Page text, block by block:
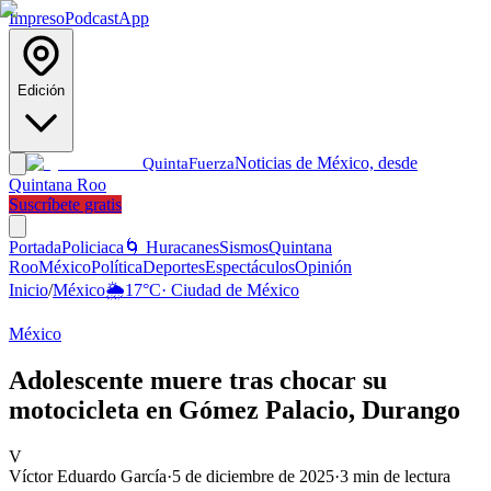
ImpresoPodcastApp
Edición
QuintaFuerzaNoticias de México, desde
Quintana Roo
Suscríbete gratis
PortadaPoliciaca 🌀 HuracanesSismosQuintana
RooMéxicoPolíticaDeportesEspectáculosOpinión
Inicio/México🌦️17°C· Ciudad de México
México
Adolescente muere tras chocar su
motocicleta en Gómez Palacio, Durango
V
Víctor Eduardo García·5 de diciembre de 2025·3 min de lectura